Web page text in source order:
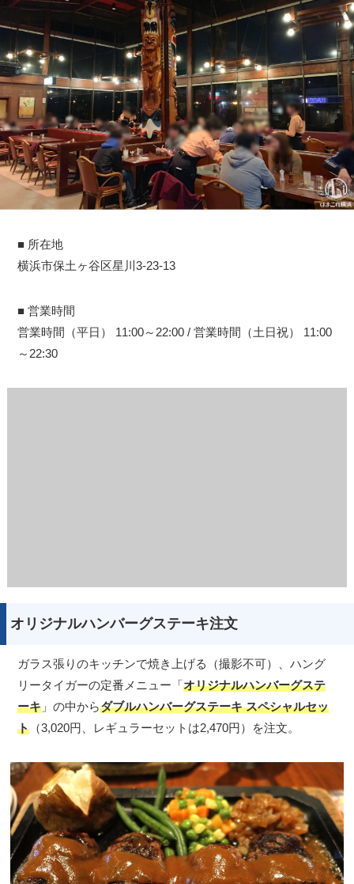
■ 所在地
横浜市保土ヶ谷区星川3-23-13
■ 営業時間
営業時間（平日） 11:00～22:00 / 営業時間（土日祝） 11:00
～22:30
オリジナルハンバーグステーキ注文
ガラス張りのキッチンで焼き上げる（撮影不可）、ハング
リータイガーの定番メニュー「オリジナルハンバーグステ
ーキ 」の中からダブルハンバーグステーキ スペシャルセッ
ト （3,020円、レギュラーセットは2,470円）を注文。